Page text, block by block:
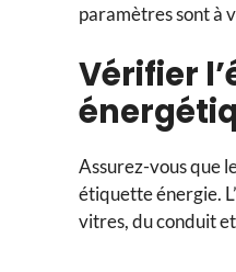
paramètres sont à
Vérifier
Assurez-vous que
étiquette énergie.
vitres, du conduit